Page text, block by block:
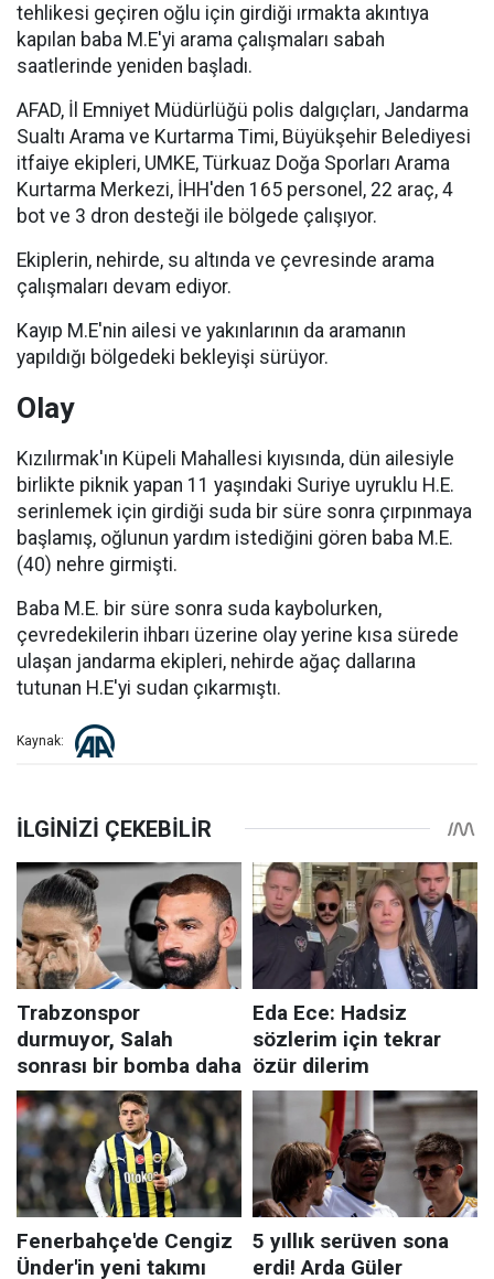
tehlikesi geçiren oğlu için girdiği ırmakta akıntıya
kapılan baba M.E'yi arama çalışmaları sabah
saatlerinde yeniden başladı.
AFAD, İl Emniyet Müdürlüğü polis dalgıçları, Jandarma
Sualtı Arama ve Kurtarma Timi, Büyükşehir Belediyesi
itfaiye ekipleri, UMKE, Türkuaz Doğa Sporları Arama
Kurtarma Merkezi, İHH'den 165 personel, 22 araç, 4
bot ve 3 dron desteği ile bölgede çalışıyor.
Ekiplerin, nehirde, su altında ve çevresinde arama
çalışmaları devam ediyor.
Kayıp M.E'nin ailesi ve yakınlarının da aramanın
yapıldığı bölgedeki bekleyişi sürüyor.
Olay
Kızılırmak'ın Küpeli Mahallesi kıyısında, dün ailesiyle
birlikte piknik yapan 11 yaşındaki Suriye uyruklu H.E.
serinlemek için girdiği suda bir süre sonra çırpınmaya
başlamış, oğlunun yardım istediğini gören baba M.E.
(40) nehre girmişti.
Baba M.E. bir süre sonra suda kaybolurken,
çevredekilerin ihbarı üzerine olay yerine kısa sürede
ulaşan jandarma ekipleri, nehirde ağaç dallarına
tutunan H.E'yi sudan çıkarmıştı.
Kaynak: